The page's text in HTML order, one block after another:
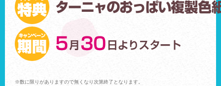
※数に限りがありますので無くなり次第終了となります。